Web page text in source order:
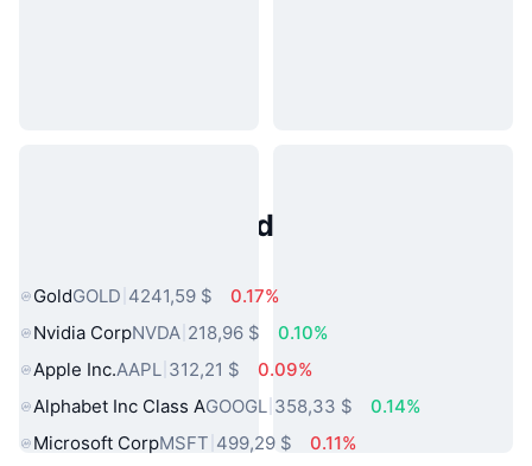
Activos del Mundo Real
GoldGOLD 4241,59 $
0.17%
Nvidia CorpNVDA 218,96 $
0.10%
Apple Inc.AAPL 312,21 $
0.09%
Alphabet Inc Class AGOOGL 358,33 $
0.14%
Microsoft CorpMSFT 499,29 $
0.11%